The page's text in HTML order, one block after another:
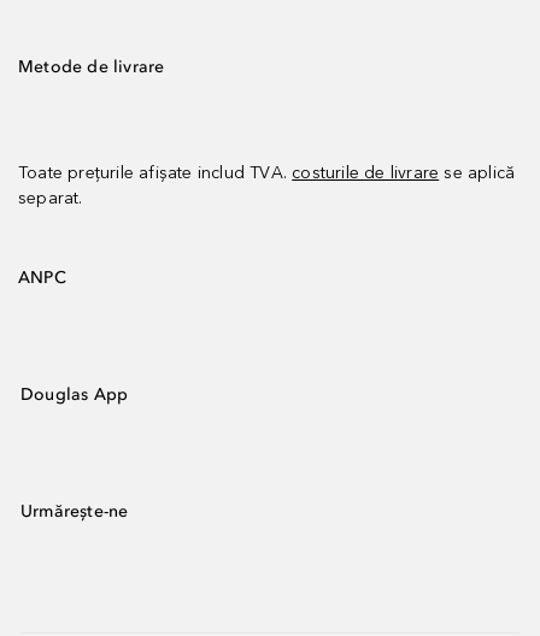
Metode de livrare
Toate prețurile afișate includ TVA. costurile de livrare se aplică
separat.
ANPC
Douglas App
Urmărește-ne